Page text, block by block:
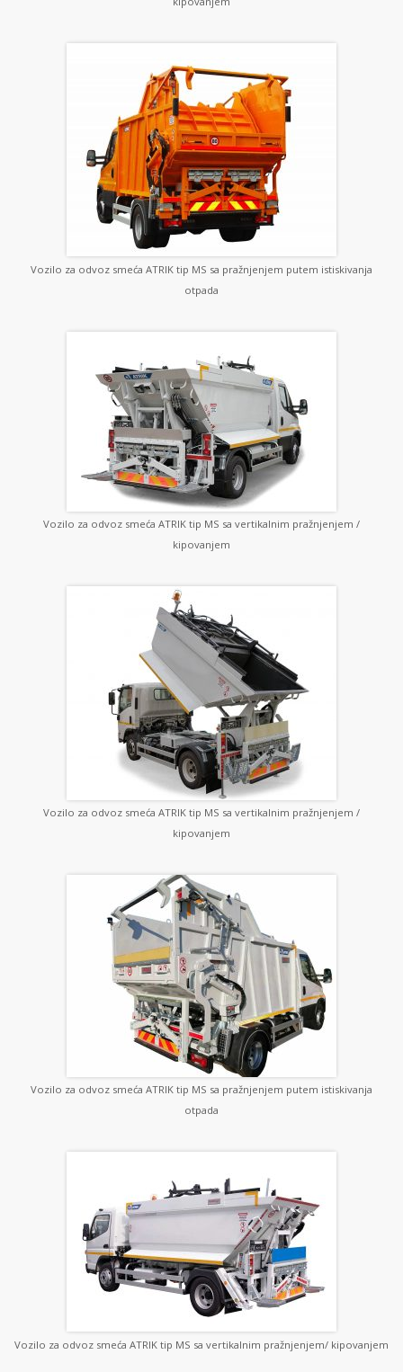
Vozilo za odvoz smeća ATRIK tip MS sa pražnjenjem putem istiskivanja
otpada
Vozilo za odvoz smeća ATRIK tip MS sa vertikalnim pražnjenjem /
kipovanjem
Vozilo za odvoz smeća ATRIK tip MS sa vertikalnim pražnjenjem /
kipovanjem
Vozilo za odvoz smeća ATRIK tip MS sa pražnjenjem putem istiskivanja
otpada
Vozilo za odvoz smeća ATRIK tip MS sa vertikalnim pražnjenjem/ kipovanjem